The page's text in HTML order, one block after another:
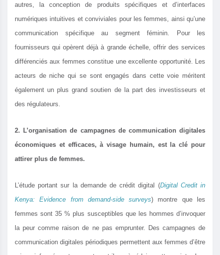
autres, la conception de produits spécifiques et d’interfaces
numériques intuitives et conviviales pour les femmes, ainsi qu’une
communication spécifique au segment féminin. Pour les
fournisseurs qui opèrent déjà à grande échelle, offrir des services
différenciés aux femmes constitue une excellente opportunité. Les
acteurs de niche qui se sont engagés dans cette voie méritent
également un plus grand soutien de la part des investisseurs et
des régulateurs.
2. L’organisation de campagnes de communication digitales
économiques et efficaces, à visage humain, est la clé pour
attirer plus de femmes.
L’étude portant sur la demande de crédit digital (Digital Credit in
Kenya: Evidence from demand-side surveys) montre que les
femmes sont 35 % plus susceptibles que les hommes d’invoquer
la peur comme raison de ne pas emprunter. Des campagnes de
communication digitales périodiques permettent aux femmes d’être